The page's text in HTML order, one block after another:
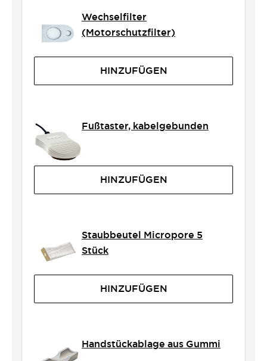
Wechselfilter
(Motorschutzfilter)
HINZUFÜGEN
Fußtaster, kabelgebunden
HINZUFÜGEN
Staubbeutel Micropore 5
Stück
HINZUFÜGEN
Handstückablage aus Gummi